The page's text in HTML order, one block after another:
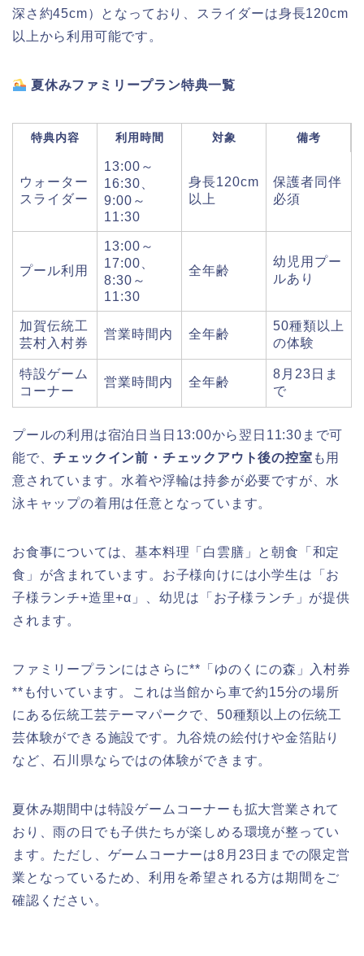
深さ約45cm）となっており、スライダーは身長120cm
以上から利用可能です。
夏休みファミリープラン特典一覧
特典内容 利用時間 対象 備考
ウォーター
スライダー
13:00～
16:30、
9:00～
11:30
身長120cm
以上
保護者同伴
必須
プール利用
13:00～
17:00、
8:30～
11:30
全年齢
幼児用プー
ルあり
加賀伝統工
芸村入村券
営業時間内 全年齢
50種類以上
の体験
特設ゲーム
コーナー
営業時間内 全年齢
8月23日ま
で
プールの利用は宿泊日当日13:00から翌日11:30まで可
能で、チェックイン前・チェックアウト後の控室 も用
意されています。水着や浮輪は持参が必要ですが、水
泳キャップの着用は任意となっています。
お食事については、基本料理「白雲膳」と朝食「和定
食」が含まれています。お子様向けには小学生は「お
子様ランチ+造里+α」、幼児は「お子様ランチ」が提供
されます。
ファミリープランにはさらに**「ゆのくにの森」入村券
**も付いています。これは当館から車で約15分の場所
にある伝統工芸テーマパークで、50種類以上の伝統工
芸体験ができる施設です。九谷焼の絵付けや金箔貼り
など、石川県ならではの体験ができます。
夏休み期間中は特設ゲームコーナーも拡大営業されて
おり、雨の日でも子供たちが楽しめる環境が整ってい
ます。ただし、ゲームコーナーは8月23日までの限定営
業となっているため、利用を希望される方は期間をご
確認ください。